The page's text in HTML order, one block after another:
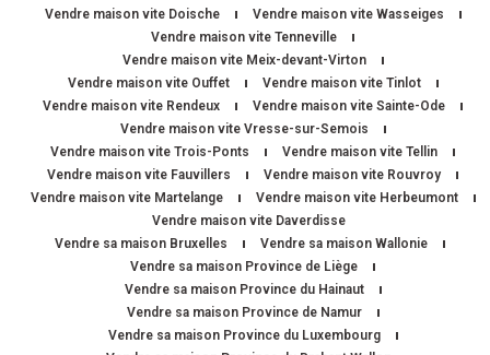
Vendre maison vite Doische
Vendre maison vite Wasseiges
Vendre maison vite Tenneville
Vendre maison vite Meix-devant-Virton
Vendre maison vite Ouffet
Vendre maison vite Tinlot
Vendre maison vite Rendeux
Vendre maison vite Sainte-Ode
Vendre maison vite Vresse-sur-Semois
Vendre maison vite Trois-Ponts
Vendre maison vite Tellin
Vendre maison vite Fauvillers
Vendre maison vite Rouvroy
Vendre maison vite Martelange
Vendre maison vite Herbeumont
Vendre maison vite Daverdisse
Vendre sa maison Bruxelles
Vendre sa maison Wallonie
Vendre sa maison Province de Liège
Vendre sa maison Province du Hainaut
Vendre sa maison Province de Namur
Vendre sa maison Province du Luxembourg